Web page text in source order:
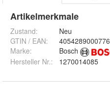
Artikelmerkmale
Zustand:
Neu
GTIN / EAN:
4054289000776
Marke:
Bosch
Hersteller Nr.:
1270014085